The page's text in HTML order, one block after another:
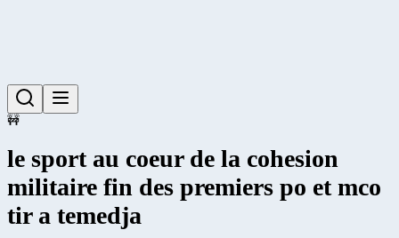
🚧
le sport au coeur de la cohesion
militaire fin des premiers po et mco
tir a temedja